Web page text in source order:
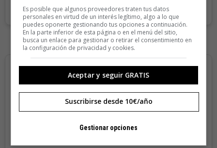
Es posible que algunos proveedores traten tus datos
personales en virtud de un interés legítimo, algo a lo que
puedes oponerte gestionando tus opciones a continuación.
En la parte inferior de esta página o en el menú del sitio,
busca un enlace para gestionar o retirar el consentimiento en
la configuración de privacidad y cookies.
Aceptar y seguir GRATIS
Suscribirse desde 10€/año
Gestionar opciones